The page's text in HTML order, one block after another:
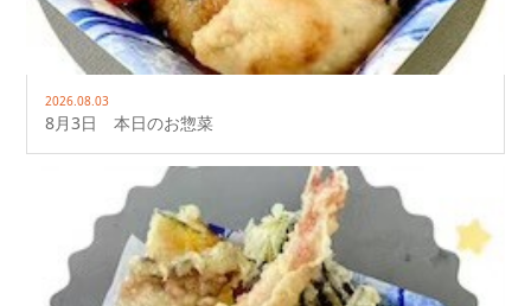
2026.08.03
8月3日 本日のお惣菜